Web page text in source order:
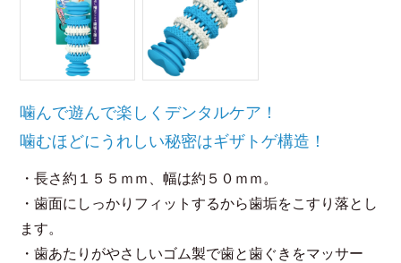
噛んで遊んで楽しくデンタルケア！
噛むほどにうれしい秘密はギザトゲ構造！
・長さ約１５５ｍｍ、幅は約５０ｍｍ。
・歯面にしっかりフィットするから歯垢をこすり落とし
ます。
・歯あたりがやさしいゴム製で歯と歯ぐきをマッサー